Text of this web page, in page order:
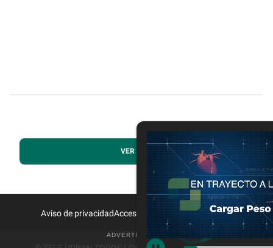
VER MÁS
Aviso de privacidadAcceso a ProveedoresContacto